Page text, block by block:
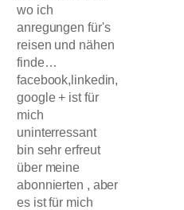
wo ich
anregungen für's
reisen und nähen
finde…
facebook,linkedin,
google + ist für
mich
uninterressant
bin sehr erfreut
über meine
abonnierten , aber
es ist für mich